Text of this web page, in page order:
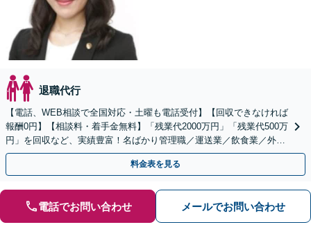
退職代行
【電話、WEB相談で全国対応・土曜も電話受付】【回収できなければ
報酬0円】【相談料・着手金無料】「残業代2000万円」「残業代500万
円」を回収など、実績豊富！名ばかり管理職／運送業／飲食業／外資
系など妥協せずに交渉！他で断られた方も対応。
料金表を見る
電話でお問い合わせ メールでお問い合わせ